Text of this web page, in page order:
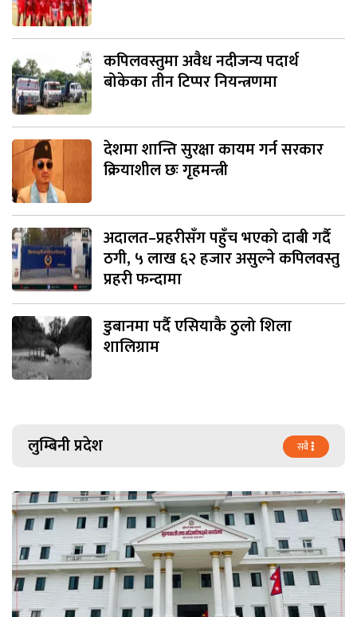
कपिलवस्तुमा अवैध नदीजन्य पदार्थ
बोकेका तीन टिप्पर नियन्त्रणमा
देशमा शान्ति सुरक्षा कायम गर्न सरकार
क्रियाशील छः गृहमन्त्री
अदालत–प्रहरीसँग पहुँच भएको दाबी गर्दै
ठगी, ५ लाख ६२ हजार असुल्ने कपिलवस्तु
प्रहरी फन्दामा
डुबानमा पर्दै एसियाकै ठुलो शिला
शालिग्राम
लुम्बिनी प्रदेश सबै